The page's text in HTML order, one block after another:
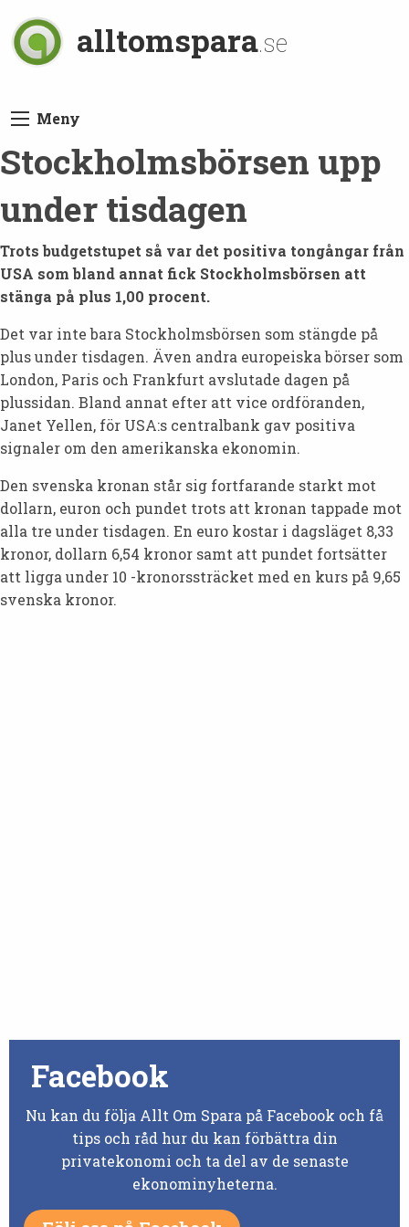
alltomspara.se
Meny
Stockholmsbörsen upp
under tisdagen
Trots budgetstupet så var det positiva tongångar från
USA som bland annat fick Stockholmsbörsen att
stänga på plus 1,00 procent.
Det var inte bara Stockholmsbörsen som stängde på
plus under tisdagen. Även andra europeiska börser som
London, Paris och Frankfurt avslutade dagen på
plussidan. Bland annat efter att vice ordföranden,
Janet Yellen, för USA:s centralbank gav positiva
signaler om den amerikanska ekonomin.
Den svenska kronan står sig fortfarande starkt mot
dollarn, euron och pundet trots att kronan tappade mot
alla tre under tisdagen. En euro kostar i dagsläget 8,33
kronor, dollarn 6,54 kronor samt att pundet fortsätter
att ligga under 10 -kronorssträcket med en kurs på 9,65
svenska kronor.
Facebook
Nu kan du följa Allt Om Spara på Facebook och få
tips och råd hur du kan förbättra din
privatekonomi och ta del av de senaste
ekonominyheterna.